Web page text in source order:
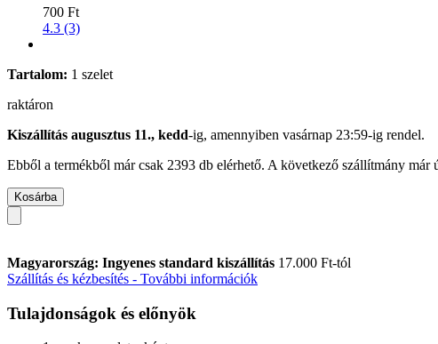
700 Ft
4.3 (3)
Tartalom: 1 szelet
raktáron
Kiszállítás augusztus 11., kedd-ig, amennyiben vasárnap 23:59-ig rendel.
Ebből a termékből már csak 2393 db elérhető. A következő szállítmány
Kosárba
Magyarország: Ingyenes standard kiszállítás 17.000 Ft-tól
Szállítás és kézbesítés - További információk
Tulajdonságok és előnyök